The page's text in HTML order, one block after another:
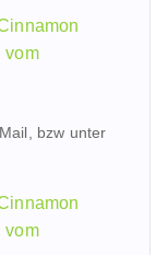
vom
bzw unter
vom